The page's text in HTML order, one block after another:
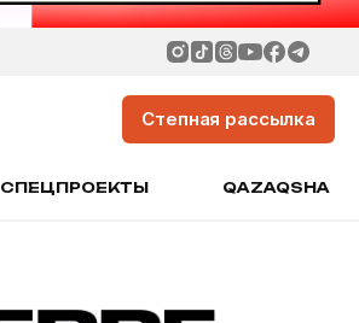
Степная рассылка
СПЕЦПРОЕКТЫ QAZAQSHA